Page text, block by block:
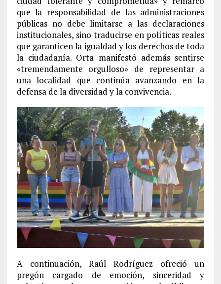
que la responsabilidad de las administraciones
públicas no debe limitarse a las declaraciones
institucionales, sino traducirse en políticas reales
que garanticen la igualdad y los derechos de toda
la ciudadanía. Orta manifestó además sentirse
«tremendamente orgulloso» de representar a
una localidad que continúa avanzando en la
defensa de la diversidad y la convivencia.
A continuación, Raúl Rodríguez ofreció un
pregón cargado de emoción, sinceridad y